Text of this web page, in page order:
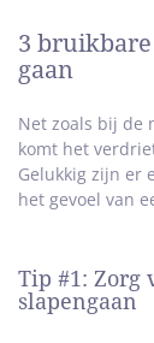
3
gaan
Net zoals bij de
komt het
Gelukkig zijn er
het gevoel van
Tip #1: Zorg
slapengaan